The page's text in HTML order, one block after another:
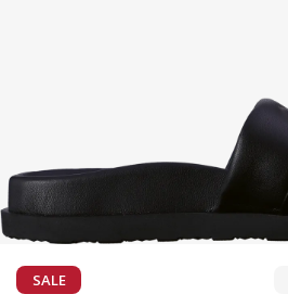
SALE